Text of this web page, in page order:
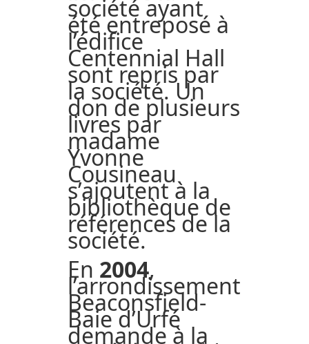
société ayant
été entreposé à
l’édifice
Centennial Hall
sont repris par
la société. Un
don de plusieurs
livres par
madame
Yvonne
Cousineau
s’ajoutent à la
bibliothèque de
références de la
société.
En 2004,
l’arrondissement
Beaconsfield-
Baie d’Urfé
demande à la